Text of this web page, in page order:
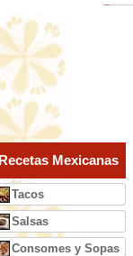
Recetas Mexicanas
Tacos
Salsas
Consomes y Sopas